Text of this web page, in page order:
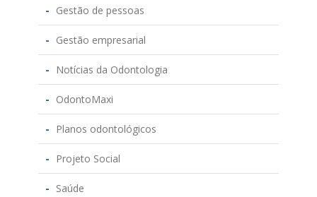
Gestão de pessoas
Gestão empresarial
Notícias da Odontologia
OdontoMaxi
Planos odontológicos
Projeto Social
Saúde